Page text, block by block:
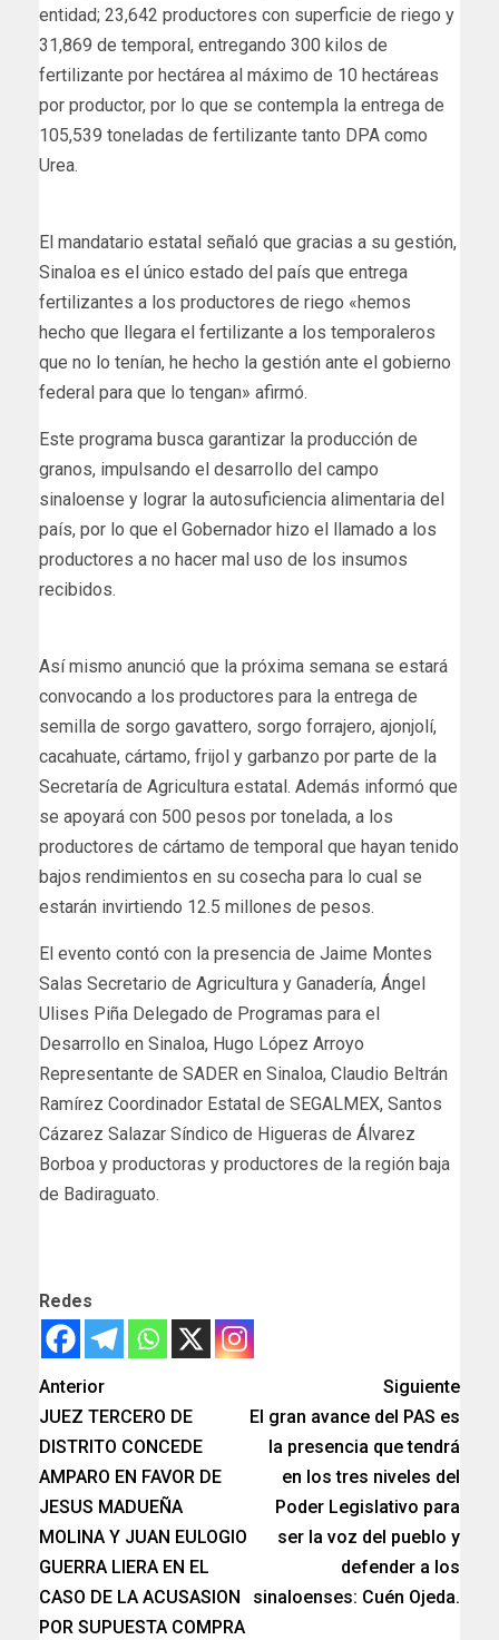
entidad; 23,642 productores con superficie de riego y
31,869 de temporal, entregando 300 kilos de
fertilizante por hectárea al máximo de 10 hectáreas
por productor, por lo que se contempla la entrega de
105,539 toneladas de fertilizante tanto DPA como
Urea.
El mandatario estatal señaló que gracias a su gestión,
Sinaloa es el único estado del país que entrega
fertilizantes a los productores de riego «hemos
hecho que llegara el fertilizante a los temporaleros
que no lo tenían, he hecho la gestión ante el gobierno
federal para que lo tengan» afirmó.
Este programa busca garantizar la producción de
granos, impulsando el desarrollo del campo
sinaloense y lograr la autosuficiencia alimentaria del
país, por lo que el Gobernador hizo el llamado a los
productores a no hacer mal uso de los insumos
recibidos.
Así mismo anunció que la próxima semana se estará
convocando a los productores para la entrega de
semilla de sorgo gavattero, sorgo forrajero, ajonjolí,
cacahuate, cártamo, frijol y garbanzo por parte de la
Secretaría de Agricultura estatal. Además informó que
se apoyará con 500 pesos por tonelada, a los
productores de cártamo de temporal que hayan tenido
bajos rendimientos en su cosecha para lo cual se
estarán invirtiendo 12.5 millones de pesos.
El evento contó con la presencia de Jaime Montes
Salas Secretario de Agricultura y Ganadería, Ángel
Ulises Piña Delegado de Programas para el
Desarrollo en Sinaloa, Hugo López Arroyo
Representante de SADER en Sinaloa, Claudio Beltrán
Ramírez Coordinador Estatal de SEGALMEX, Santos
Cázarez Salazar Síndico de Higueras de Álvarez
Borboa y productoras y productores de la región baja
de Badiraguato.
Redes
Anterior
JUEZ TERCERO DE
DISTRITO CONCEDE
AMPARO EN FAVOR DE
JESUS MADUEÑA
MOLINA Y JUAN EULOGIO
GUERRA LIERA EN EL
CASO DE LA ACUSASION
POR SUPUESTA COMPRA
Siguiente
El gran avance del PAS es
la presencia que tendrá
en los tres niveles del
Poder Legislativo para
ser la voz del pueblo y
defender a los
sinaloenses: Cuén Ojeda.